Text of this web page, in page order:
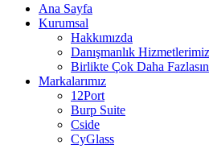
Ana Sayfa
Kurumsal
Hakkımızda
Danışmanlık Hizmetlerimiz
Birlikte Çok Daha
Markalarımız
12Port
Burp Suite
Cside
CyGlass